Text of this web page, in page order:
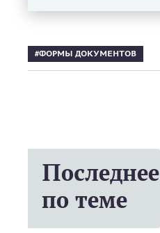
ФОРМЫ ДОКУМЕНТОВ
Последнее
по теме